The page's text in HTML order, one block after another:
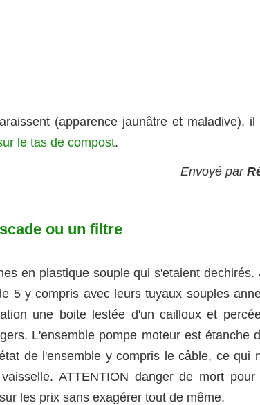
(apparence jaunâtre et maladive), il
le tas de compost.
Envoyé par
ou un filtre
en plastique souple qui s'etaient dechirés.
5 y compris avec leurs tuyaux souples
une boite lestée d'un cailloux et
L'ensemble pompe moteur est étanche
de l'ensemble y compris le câble, ce qui
ATTENTION danger de mort pour
les prix sans exagérer tout de même.